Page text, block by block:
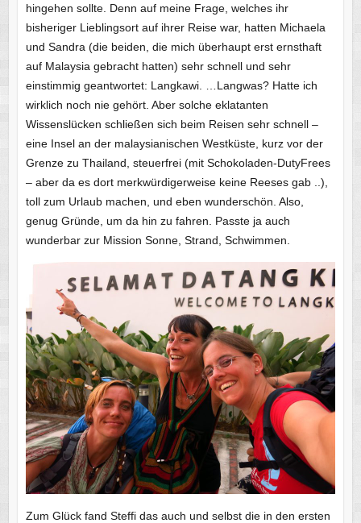
hingehen sollte. Denn auf meine Frage, welches ihr
bisheriger Lieblingsort auf ihrer Reise war, hatten Michaela
und Sandra (die beiden, die mich überhaupt erst ernsthaft
auf Malaysia gebracht hatten) sehr schnell und sehr
einstimmig geantwortet: Langkawi. …Langwas? Hatte ich
wirklich noch nie gehört. Aber solche eklatanten
Wissenslücken schließen sich beim Reisen sehr schnell –
eine Insel an der malaysianischen Westküste, kurz vor der
Grenze zu Thailand, steuerfrei (mit Schokoladen-DutyFrees
– aber da es dort merkwürdigerweise keine Reeses gab ..),
toll zum Urlaub machen, und eben wunderschön. Also,
genug Gründe, um da hin zu fahren. Passte ja auch
wunderbar zur Mission Sonne, Strand, Schwimmen.
Zum Glück fand Steffi das auch und selbst die in den ersten